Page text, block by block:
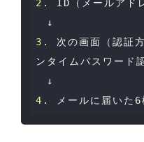
2. ID（メールアド
3. 次の画面（認証
ンタイムパスワード
4.